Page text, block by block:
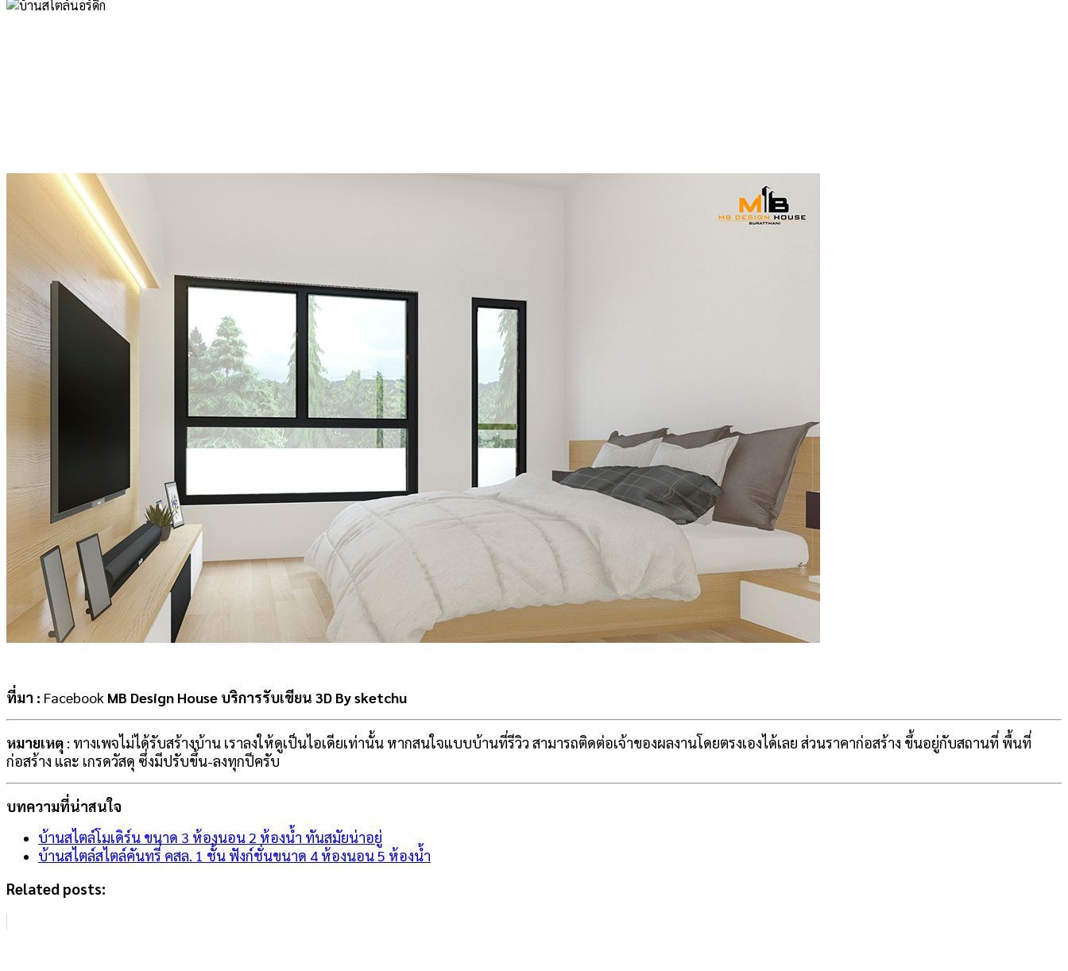
ที่มา : Facebook MB Design House บริการรับเขียน 3D By sketchu
หมายเหตุ : ทางเพจไม่ได้รับสร้างบ้าน เราลงให้ดูเป็นไอเดียเท่านั้น หากสนใจแบบบ้านที่รีวิว สามารถติดต่อเจ้าของผลงานโดยตรงเองได้เลย ส่วนราคาก่อสร้าง ขึ้นอยู่กับสถานที่ พื้นที่
ก่อสร้าง และ เกรดวัสดุ ซึ่งมีปรับขึ้น-ลงทุกปีครับ
บทความที่น่าสนใจ
บ้านสไตล์โมเดิร์น ขนาด 3 ห้องนอน 2 ห้องน้ำ ทันสมัยน่าอยู่
บ้านสไตล์สไตล์คันทรี่ คสล. 1 ชั้น ฟังก์ชั่นขนาด 4 ห้องนอน 5 ห้องน้ำ
Related posts: